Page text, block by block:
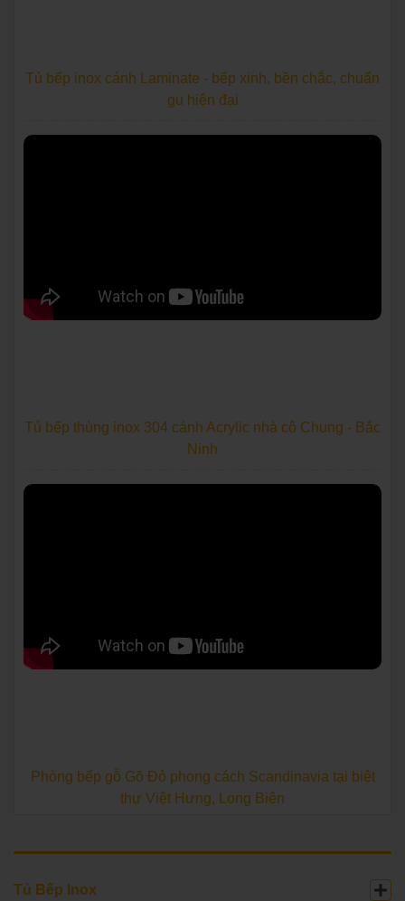
Tủ bếp inox cánh Laminate - bếp xinh, bền chắc, chuẩn
gu hiện đại
Tủ bếp thùng inox 304 cánh Acrylic nhà cô Chung - Bắc
Ninh
Phòng bếp gỗ Gõ Đỏ phong cách Scandinavia tại biệt
thự Việt Hưng, Long Biên
Tủ Bếp Inox